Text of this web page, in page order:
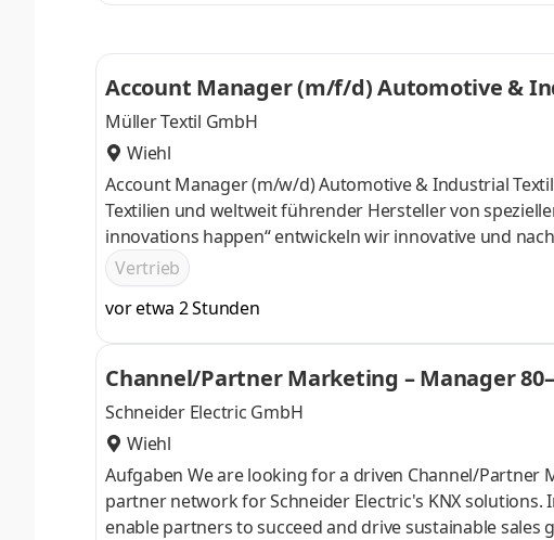
Account Manager (m/f/d) Automotive &
Müller Textil GmbH
Wiehl
Account Manager (m/w/d) Automotive & Industrial
Textilien und weltweit führender Hersteller von
innovations happen“ entwickeln wir innovative und
Anwendungen. Mit mehr als 950 Mitarbeitenden sind
den USA, Mexiko, China, Indien, Korea, Japan,
Kundenbeziehungen ausbauen und neue Märkte
Gummersbach: Account Manager (m/w/d) Automotive
Vertrieb
vor etwa 2 Stunden
Channel/Partner Marketing – Manager
Schneider Electric GmbH
Wiehl
Aufgaben We are looking for a driven Channel/
partner network for Schneider Electric's KNX
enable partners to succeed and drive sustainable